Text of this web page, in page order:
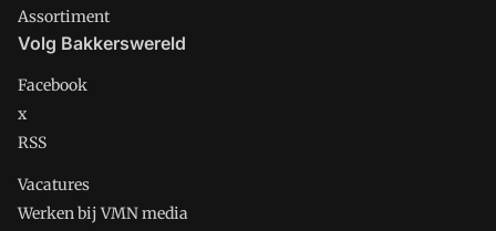
Assortiment
Volg Bakkerswereld
Facebook
x
RSS
Vacatures
Werken bij VMN media